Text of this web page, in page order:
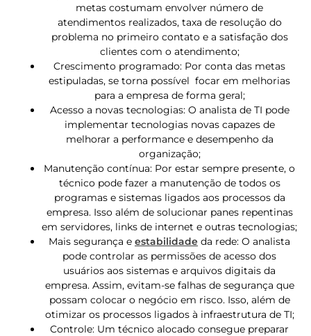
metas costumam envolver número de
atendimentos realizados, taxa de resolução do
problema no primeiro contato e a satisfação dos
clientes com o atendimento;
Crescimento programado: Por conta das metas
estipuladas, se torna possível focar em melhorias
para a empresa de forma geral;
Acesso a novas tecnologias: O analista de TI pode
implementar tecnologias novas capazes de
melhorar a performance e desempenho da
organização;
Manutenção contínua: Por estar sempre presente, o
técnico pode fazer a manutenção de todos os
programas e sistemas ligados aos processos da
empresa. Isso além de solucionar panes repentinas
em servidores, links de internet e outras tecnologias;
Mais segurança e estabilidade da rede: O analista
pode controlar as permissões de acesso dos
usuários aos sistemas e arquivos digitais da
empresa. Assim, evitam-se falhas de segurança que
possam colocar o negócio em risco. Isso, além de
otimizar os processos ligados à infraestrutura de TI;
Controle: Um técnico alocado consegue preparar